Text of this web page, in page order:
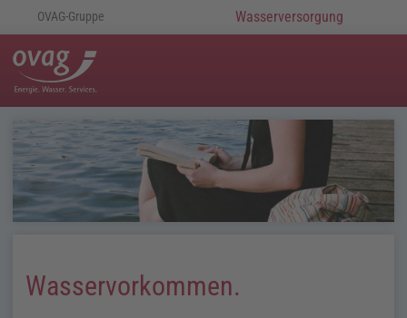
OVAG-Gruppe Wasserversorgung
Wasservorkommen.